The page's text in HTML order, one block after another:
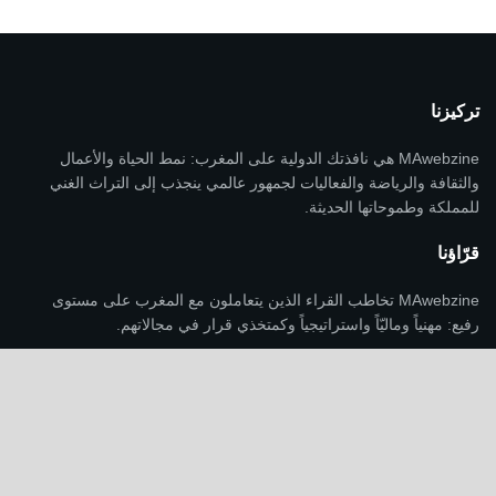
تركيزنا
MAwebzine هي نافذتك الدولية على المغرب: نمط الحياة والأعمال
والثقافة والرياضة والفعاليات لجمهور عالمي ينجذب إلى التراث الغني
للمملكة وطموحاتها الحديثة.
قرّاؤنا
MAwebzine تخاطب القراء الذين يتعاملون مع المغرب على مستوى
رفيع: مهنياً وماليّاً واستراتيجياً وكمتخذي قرار في مجالاتهم.